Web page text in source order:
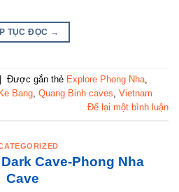
TỤC ĐỌC →
Được gắn thẻ Explore Phong Nha
Bang Quang Binh caves Vietnam
Để lại một bình luận
Cave-Phong Nha
Cave